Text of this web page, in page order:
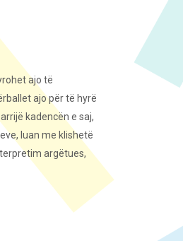
ajo të
ajo për të hyrë
kadencën e saj,
luan me klishetë
argëtues,